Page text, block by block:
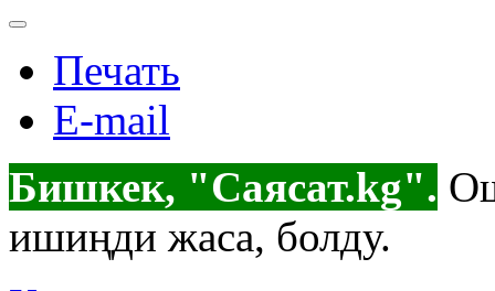
Печать
E-mail
Бишкек, "Саясат.kg".
ишиңди жаса, болду.